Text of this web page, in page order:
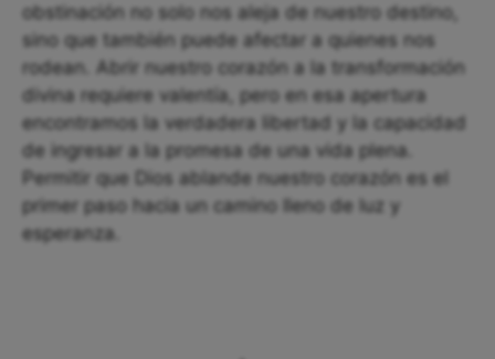
obstinación no solo nos aleja de nuestro destino,
sino que también puede afectar a quienes nos
rodean. Abrir nuestro corazón a la transformación
divina requiere valentía, pero en esa apertura
encontramos la verdadera libertad y la capacidad
de ingresar a la promesa de una vida plena.
Permitir que Dios ablande nuestro corazón es el
primer paso hacia un camino lleno de luz y
esperanza.